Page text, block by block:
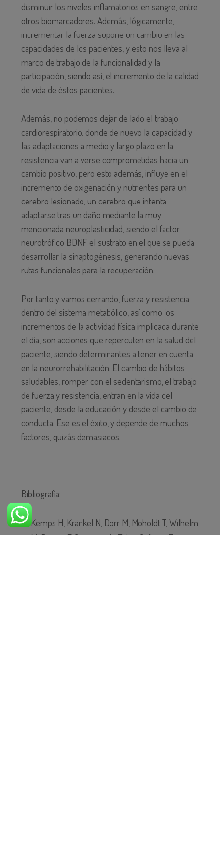
disminuir los niveles inflamatorios en sangre, entre
otros biomarcadores. Además, lógicamente,
incrementar la fuerza supone un cambio en las
capacidades de los pacientes, y esto nos lleva al
marco de trabajo de la funcionalidad y la
participación, siendo así, el incremento de la calidad
de vida de éstos pacientes.
Además, no podemos dejar de lado el trabajo
cardiorespiratorio, donde de nuevo la capacidad y
las adaptaciones a medio y largo plazo en la
resistencia van a verse comprometidas hacia un
cambio positivo, pero esto además, influye en el
incremento de oxigenación y nutrientes para un
cerebro lesionado, un cerebro que intenta
adaptarse tras un daño mediante la muy
mencionada neuroplasticidad, siendo el factor
neurotrófico BDNF el sustrato en el que se pueda
desarrollar la sinaptogénesis, generando nuevas
rutas funcionales para la recuperación.
Por tanto y vamos cerrando, fuerza y resistencia
dentro del sistema metabólico, así como los
incrementos de la actividad física implicada durante
el día, son acciones que repercuten en la salud del
paciente, siendo determinantes a tener en cuenta
en la neurorrehabilitación. El cambio de hábitos
saludables, romper con el sedentarismo, el trabajo
de fuerza y resistencia, entran en la vida del
paciente, desde la educación y desde el cambio de
conducta. Ese es el éxito, y depende de muchos
factores, quizás demasiados.
Bibliografía:
Kemps H, Kränkel N, Dörr M, Moholdt T, Wilhelm
M, Paneni F, Serratosa L, Ekker Solberg E,